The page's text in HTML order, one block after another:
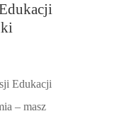
Edukacji
– masz